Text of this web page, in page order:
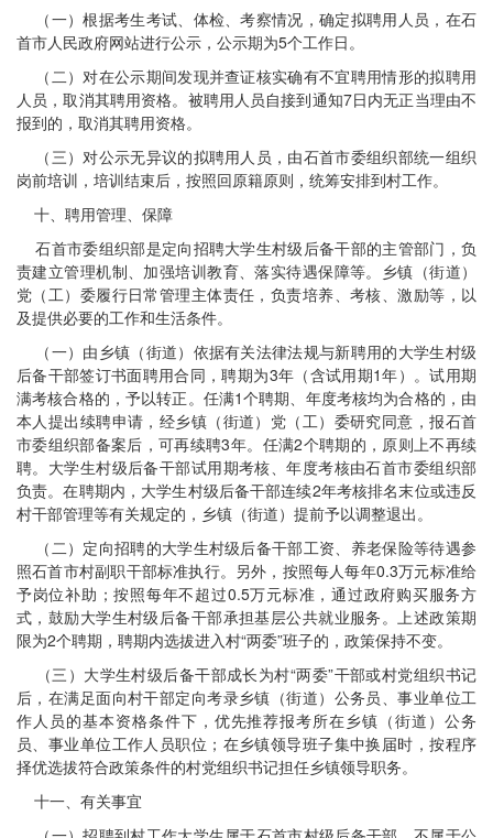
（一）根据考生考试、体检、考察情况，确定拟聘用人员，在石
首市人民政府网站进行公示，公示期为5个工作日。
（二）对在公示期间发现并查证核实确有不宜聘用情形的拟聘用
人员，取消其聘用资格。被聘用人员自接到通知7日内无正当理由不
报到的，取消其聘用资格。
（三）对公示无异议的拟聘用人员，由石首市委组织部统一组织
岗前培训，培训结束后，按照回原籍原则，统筹安排到村工作。
十、聘用管理、保障
石首市委组织部是定向招聘大学生村级后备干部的主管部门，负
责建立管理机制、加强培训教育、落实待遇保障等。乡镇（街道）
党（工）委履行日常管理主体责任，负责培养、考核、激励等，以
及提供必要的工作和生活条件。
（一）由乡镇（街道）依据有关法律法规与新聘用的大学生村级
后备干部签订书面聘用合同，聘期为3年（含试用期1年）。试用期
满考核合格的，予以转正。任满1个聘期、年度考核均为合格的，由
本人提出续聘申请，经乡镇（街道）党（工）委研究同意，报石首
市委组织部备案后，可再续聘3年。任满2个聘期的，原则上不再续
聘。大学生村级后备干部试用期考核、年度考核由石首市委组织部
负责。在聘期内，大学生村级后备干部连续2年考核排名末位或违反
村干部管理等有关规定的，乡镇（街道）提前予以调整退出。
（二）定向招聘的大学生村级后备干部工资、养老保险等待遇参
照石首市村副职干部标准执行。另外，按照每人每年0.3万元标准给
予岗位补助；按照每年不超过0.5万元标准，通过政府购买服务方
式，鼓励大学生村级后备干部承担基层公共就业服务。上述政策期
限为2个聘期，聘期内选拔进入村“两委”班子的，政策保持不变。
（三）大学生村级后备干部成长为村“两委”干部或村党组织书记
后，在满足面向村干部定向考录乡镇（街道）公务员、事业单位工
作人员的基本资格条件下，优先推荐报考所在乡镇（街道）公务
员、事业单位工作人员职位；在乡镇领导班子集中换届时，按程序
择优选拔符合政策条件的村党组织书记担任乡镇领导职务。
十一、有关事宜